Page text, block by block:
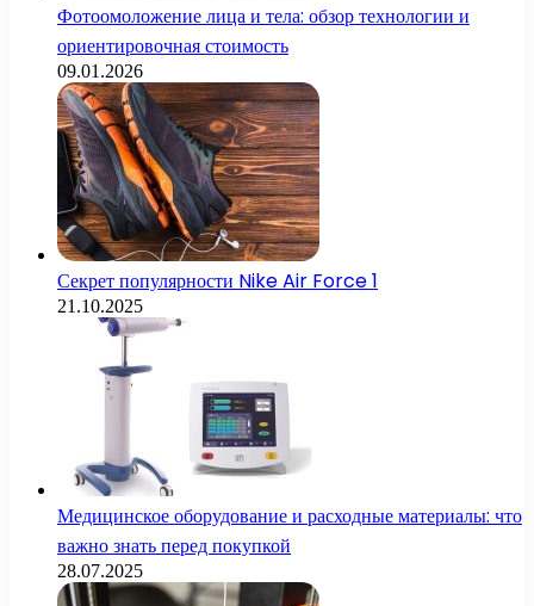
Фотоомоложение лица и тела: обзор технологии и
ориентировочная стоимость
09.01.2026
Секрет популярности Nike Air Force 1
21.10.2025
Медицинское оборудование и расходные материалы: что
важно знать перед покупкой
28.07.2025